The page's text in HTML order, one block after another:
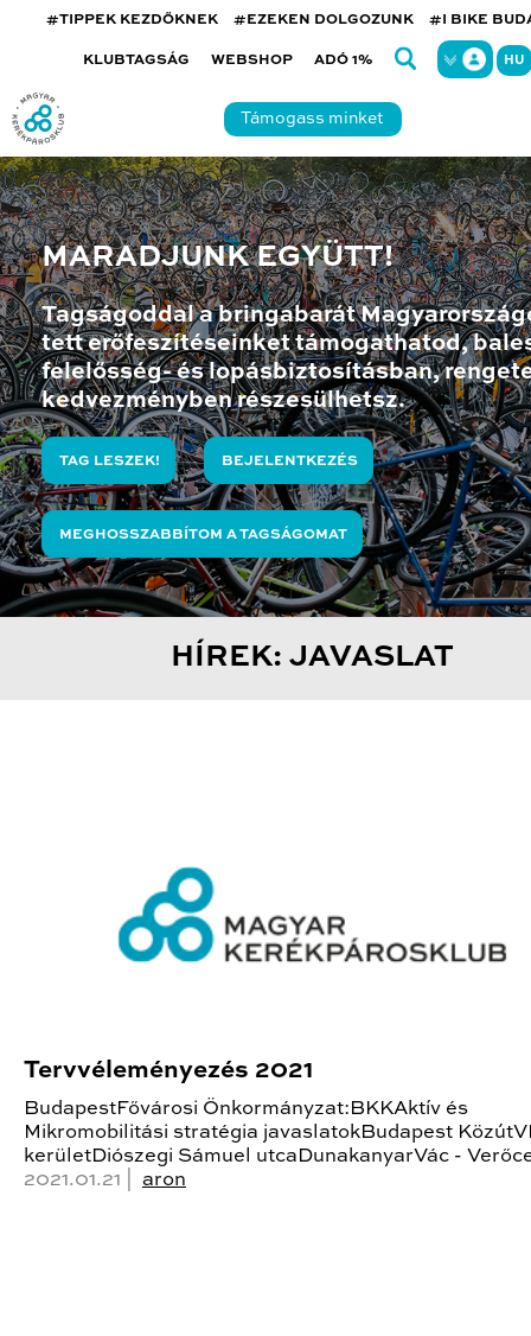
#TIPPEK KEZDŐKNEK #EZEKEN DOLGOZUNK #I BIKE
KLUBTAGSÁG WEBSHOP ADÓ 1% HU
Támogass minket
MARADJUNK EGYÜTT!
Tagságoddal a bringabarát
tett erőfeszítéseinket támogathatod,
felelősség- és lopásbiztosításban,
kedvezményben részesülhetsz.
TAG LESZEK! BEJELENTKEZÉS
MEGHOSSZABBÍTOM A TAGSÁGOMAT
HÍREK: JAVASLAT
Tervvéleményezés 2021
BudapestFővárosi Önkormányzat:BKKAktív és
Mikromobilitási stratégia javaslatokBudapest
kerületDiószegi Sámuel utcaDunakanyarVác -
2021.01.21 | aron